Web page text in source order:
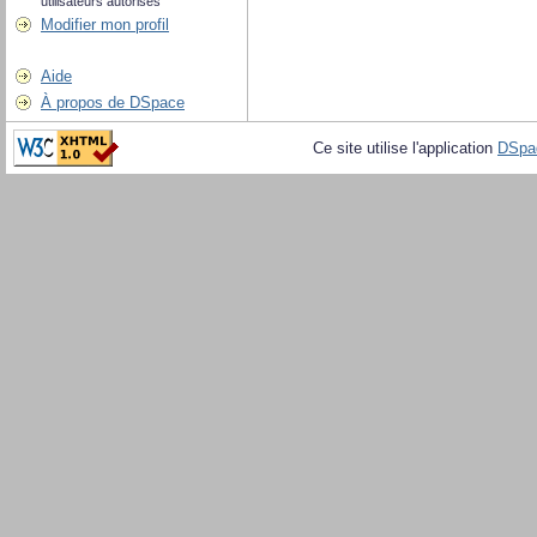
Modifier mon profil
Aide
À propos de DSpace
Ce site utilise l'application